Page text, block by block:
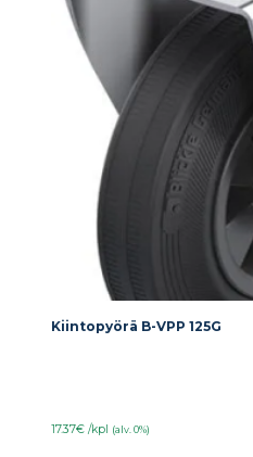
Kiintopyörä B-VPP 125G
17.37€ /kpl (alv. 0%)